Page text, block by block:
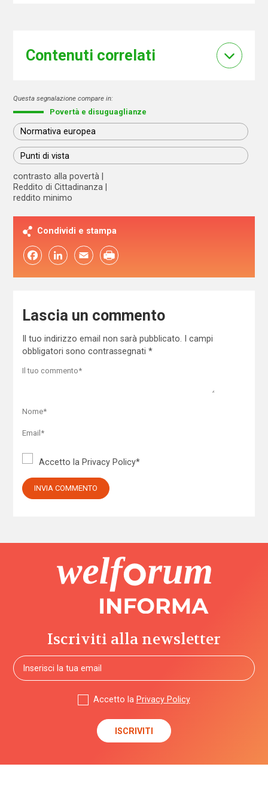
Contenuti correlati
Questa segnalazione compare in:
Povertà e disuguaglianze
Normativa europea
Punti di vista
contrasto alla povertà
Reddito di Cittadinanza
reddito minimo
Condividi e stampa
FacebookLinkedIn Email
Lascia un commento
Il tuo indirizzo email non sarà pubblicato.
I campi
obbligatori sono contrassegnati *
Accetto la Privacy Policy*
Iscriviti alla newsletter
Accetto la Privacy Policy